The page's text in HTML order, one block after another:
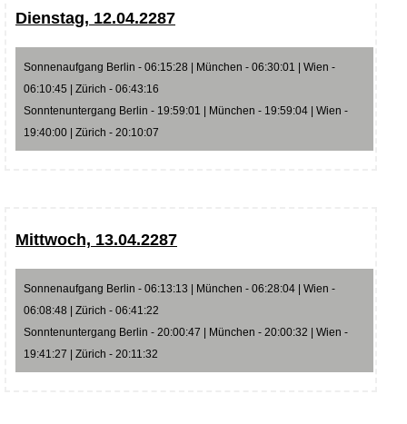
Dienstag, 12.04.2287
Sonnenaufgang Berlin - 06:15:28 | München - 06:30:01 | Wien -
06:10:45 | Zürich - 06:43:16
Sonntenuntergang Berlin - 19:59:01 | München - 19:59:04 | Wien -
19:40:00 | Zürich - 20:10:07
Mittwoch, 13.04.2287
Sonnenaufgang Berlin - 06:13:13 | München - 06:28:04 | Wien -
06:08:48 | Zürich - 06:41:22
Sonntenuntergang Berlin - 20:00:47 | München - 20:00:32 | Wien -
19:41:27 | Zürich - 20:11:32